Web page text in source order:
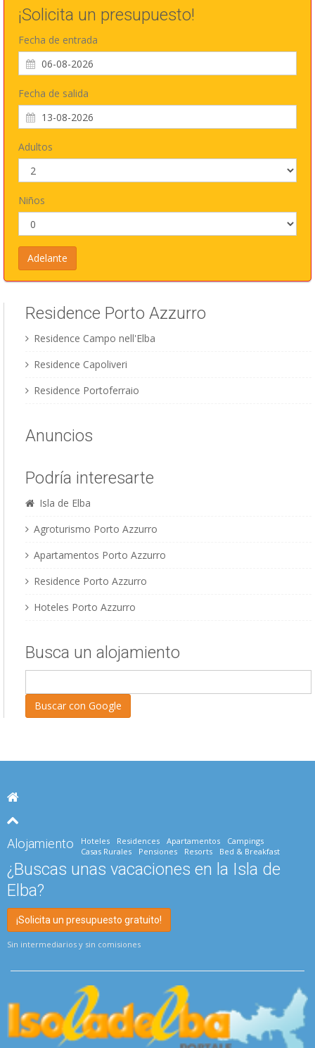
¡Solicita un presupuesto!
Fecha de entrada
Fecha de salida
Adultos
Niños
Residence Porto Azzurro
Residence Campo nell'Elba
Residence Capoliveri
Residence Portoferraio
Anuncios
Podría interesarte
Isla de Elba
Agroturismo Porto Azzurro
Apartamentos Porto Azzurro
Residence Porto Azzurro
Hoteles Porto Azzurro
Busca un alojamiento
Alojamiento Hoteles Residences Apartamentos
Campings
Casas Rurales
Pensiones Resorts Bed & Breakfast
¿Buscas unas vacaciones en la Isla de
Elba?
¡Solicita un presupuesto gratuito!
Sin intermediarios y sin comisiones